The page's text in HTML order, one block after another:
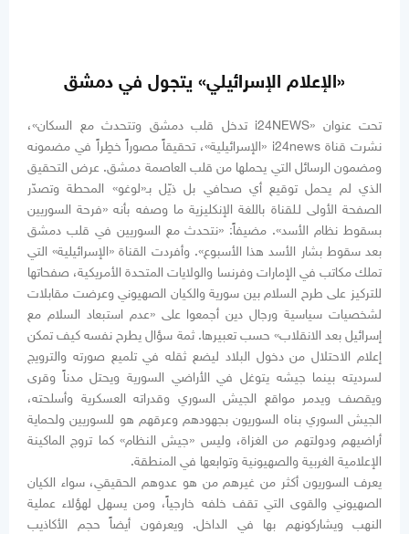
«الإعلام الإسرائيلي» يتجول في دمشق
تحت عنوان «i24NEWS تدخل قلب دمشق وتتحدث مع السكان»،
نشرت قناة i24news «الإسرائيلية»، تحقيقاً مصوراً خطِراً في مضمونه
ومضمون الرسائل التي يحملها من قلب العاصمة دمشق. عرض التحقيق
الذي لم يحمل توقيع أي صحافي بل ذيّل بـ«لوغو» المحطة وتصدّر
الصفحة الأولى لـلقناة باللغة الإنكليزية ما وصفه بأنه «فرحة السوريين
بسقوط نظام الأسد». مضيفاً: «نتحدث مع السوريين في قلب دمشق
بعد سقوط بشار الأسد هذا الأسبوع». وأفردت القناة «الإسرائيلية» التي
تملك مكاتب في الإمارات وفرنسا والولايات المتحدة الأمريكية، صفحاتها
للتركيز على طرح السلام بين سورية والكيان الصهيوني وعرضت مقابلات
لشخصيات سياسية ورجال دين أجمعوا على «عدم استبعاد السلام مع
إسرائيل بعد الانقلاب» حسب تعبيرها. ثمة سؤال يطرح نفسه كيف تمكن
إعلام الاحتلال من دخول البلاد ليضع ثقله في تلميع صورته والترويج
لسرديته بينما جيشه يتوغل في الأراضي السورية ويحتل مدناً وقرى
ويقصف ويدمر مواقع الجيش السوري وقدراته العسكرية وأسلحته،
الجيش السوري بناه السوريون بجهودهم وعرقهم هو للسوريين ولحماية
أراضيهم ودولتهم من الغزاة، وليس «جيش النظام» كما تروج الماكينة
الإعلامية الغربية والصهيونية وتوابعها في المنطقة.
يعرف السوريون أكثر من غيرهم من هو عدوهم الحقيقي، سواء الكيان
الصهيوني والقوى التي تقف خلفه خارجياً، ومن يسهل لهؤلاء عملية
النهب ويشاركونهم بها في الداخل. ويعرفون أيضاً حجم الأكاذيب